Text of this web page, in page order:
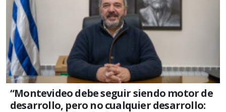
“Montevideo debe seguir siendo motor de
desarrollo, pero no cualquier desarrollo: